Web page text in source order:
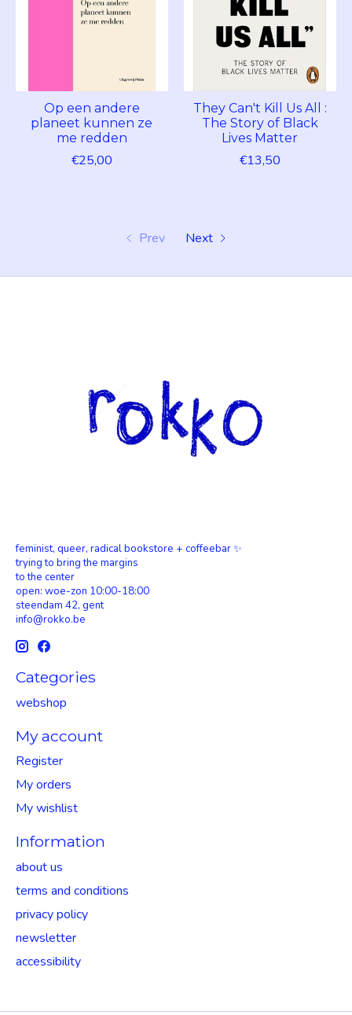
Op een andere
planeet kunnen ze
me redden
€25,00
They Can't Kill Us All :
The Story of Black
Lives Matter
€13,50
Prev Next
feminist, queer, radical bookstore + coffeebar ✨
trying to bring the margins
to the center
open: woe-zon 10:00-18:00
steendam 42, gent
info@rokko.be
Categories
webshop
My account
Register
My orders
My wishlist
Information
about us
terms and conditions
privacy policy
newsletter
accessibility